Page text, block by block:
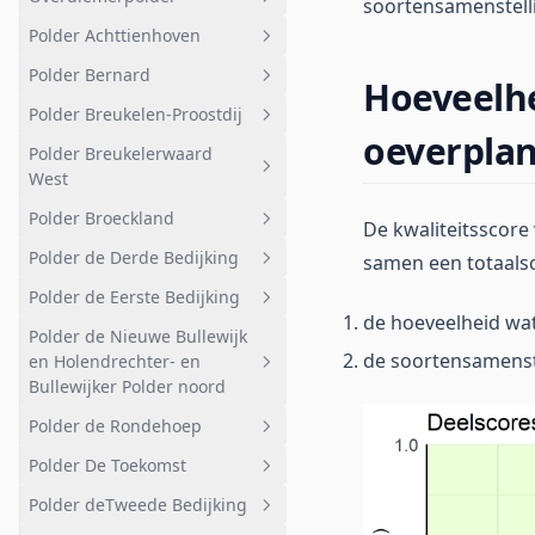
Afstromend naar boezem -
Volkstuinen
Noord-oost
Geheel afwateringsgebied
Overdiemerpolder
Polder Achttienhoven
Geheel afwateringsgebied
Gagelweg Kooidijk
Gagelbos
Polder Bernard
Geheel afwateringsgebied
Polder Bernard
Polder Breukelen-Proostdij
Geheel afwateringsgebied
Polder Breukelerwaard
West
Geheel afwateringsgebied
Bemalen gebied
Deelgebied 2
Deelgebied 3
Deelgebied 4
Deelgebied 5
Polder Broeckland
Geheel afwateringsgebied
Polder Broeckland
Polder de Derde Bedijking
Geheel afwateringsgebied
Landelijk
Stedelijk
Natuur
Kassen
Polder de Eerste Bedijking
Geheel afwateringsgebied
West
Oost
Polder de Nieuwe Bullewijk
en Holendrechter- en
Bullewijker Polder noord
Geheel afwateringsgebied
Ouderkerkerplas
Korte Dwarsweg
Polder de Rondehoep
Geheel afwateringsgebied
Bemalen gebied
Polder De Toekomst
Geheel afwateringsgebied
Polder deTweede Bedijking
De
samen een
de hoeveelheid
de